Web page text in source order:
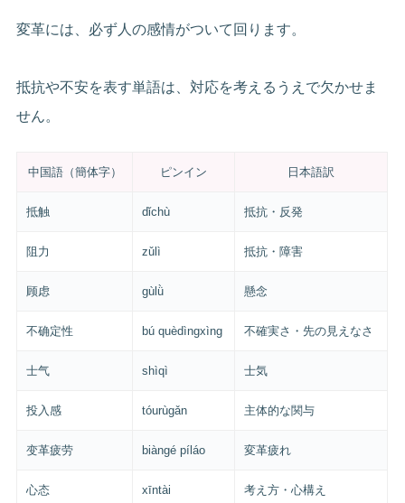
変革には、必ず人の感情がついて回ります。
抵抗や不安を表す単語は、対応を考えるうえで欠かせま
せん。
中国語（簡体字） ピンイン 日本語訳
抵触 dǐchù 抵抗・反発
阻力 zǔlì 抵抗・障害
顾虑 gùlǜ 懸念
不确定性 bú quèdìngxìng 不確実さ・先の見えなさ
士气 shìqì 士気
投入感 tóurùgǎn 主体的な関与
变革疲劳 biàngé píláo 変革疲れ
心态 xīntài 考え方・心構え